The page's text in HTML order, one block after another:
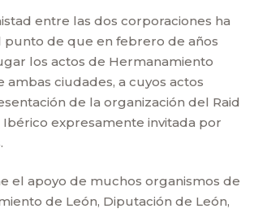
entre las dos corporaciones ha
punto de que en febrero de años
los actos de Hermanamiento
ambas ciudades, a cuyos actos
de la organización del Raid
expresamente invitada por
el apoyo de muchos organismos de
de León, Diputación de León,